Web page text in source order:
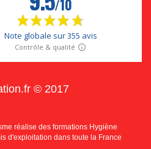
© 2017
réalise des formations Hygiène
d'exploitation dans toute la France